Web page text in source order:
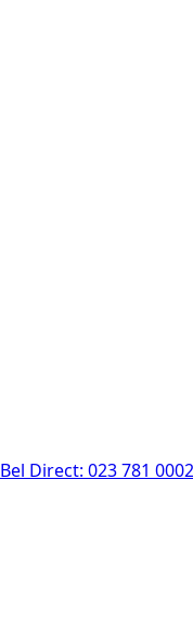
Bel Direct: 023 781 0002